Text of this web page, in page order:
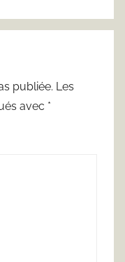
publiée. Les
avec *